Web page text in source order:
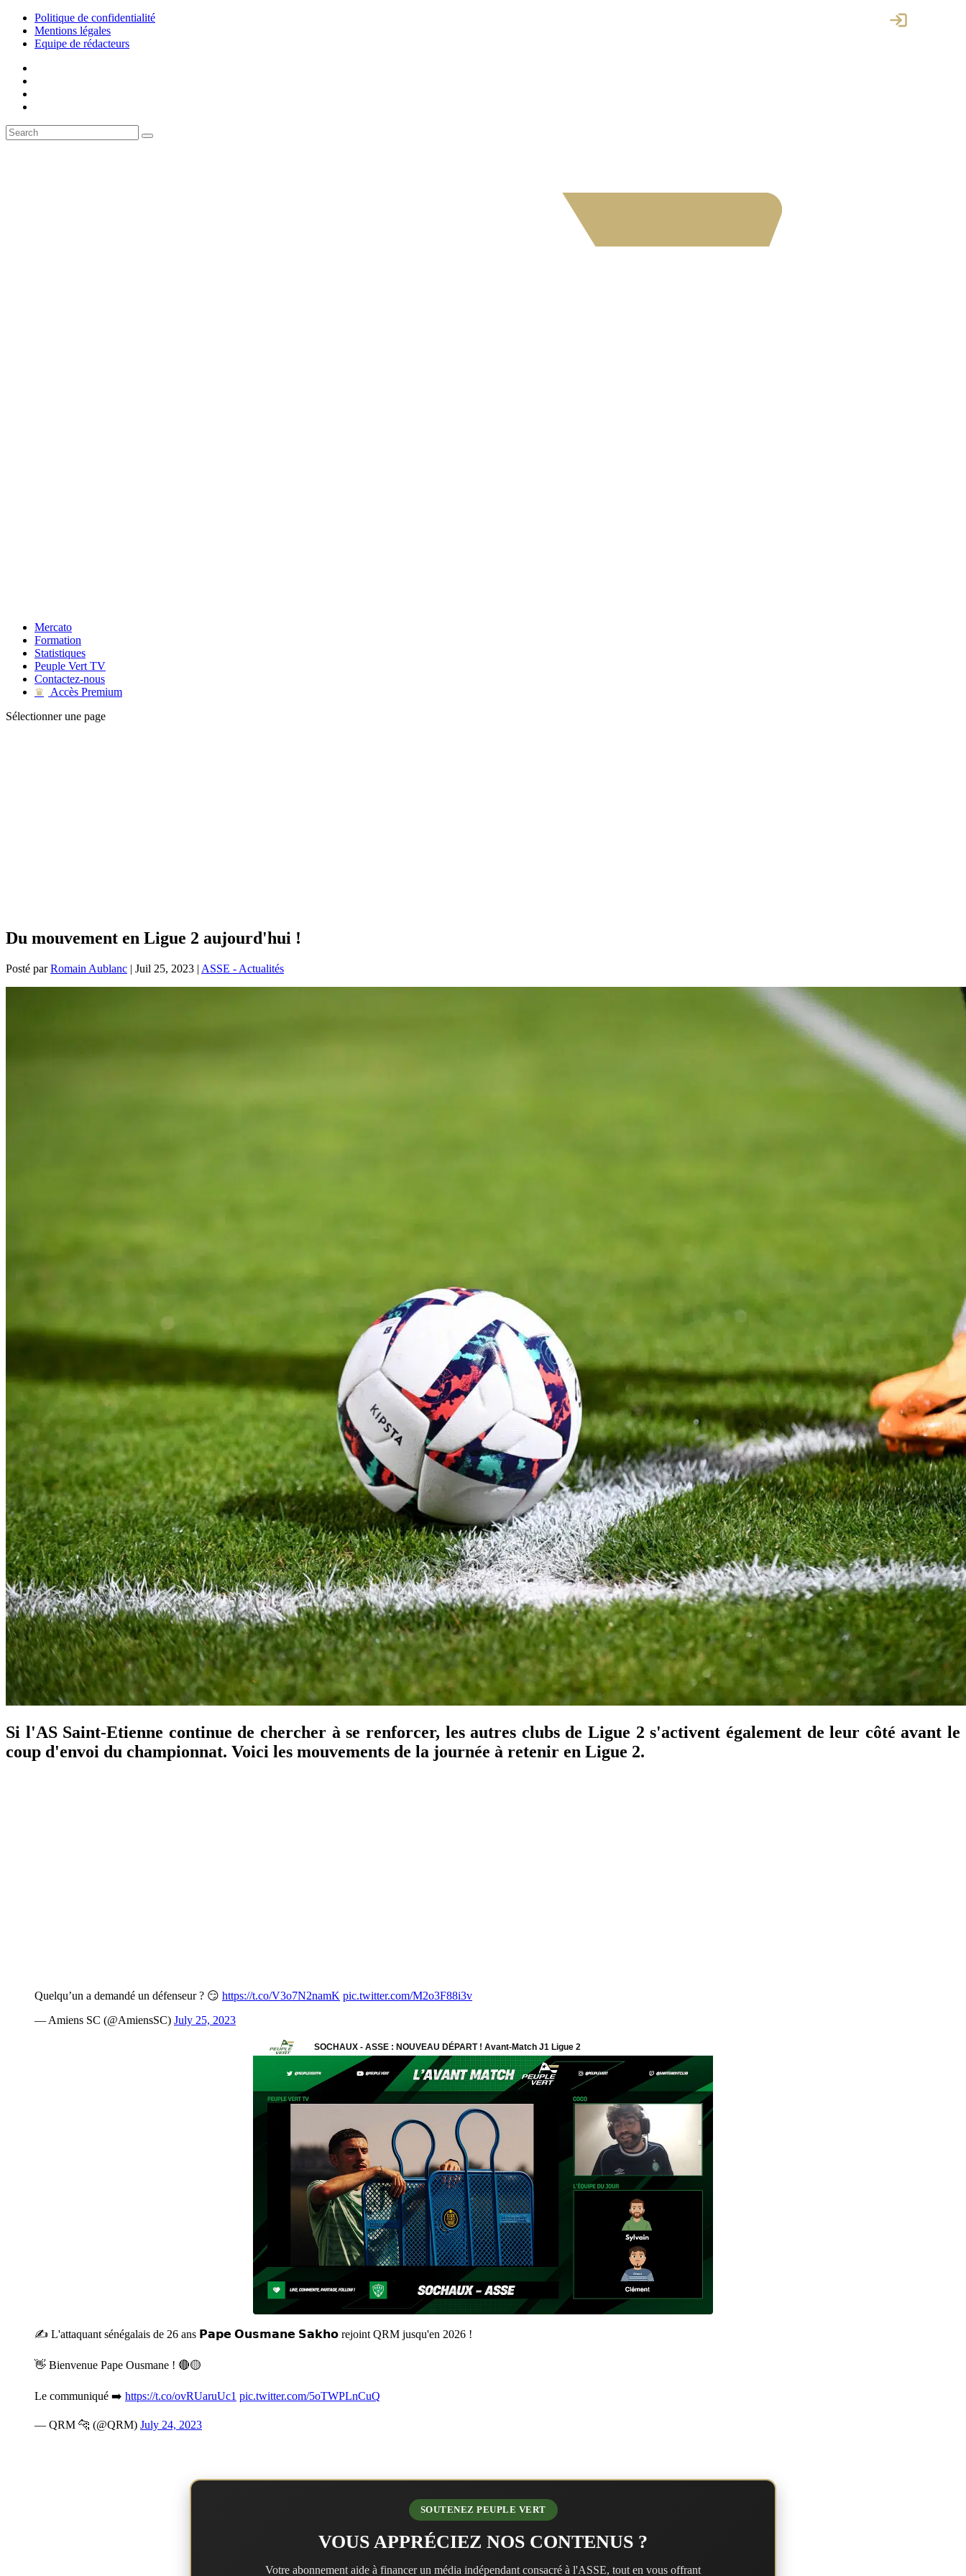
Politique de confidentialité
Mentions légales
Equipe de rédacteurs
Mercato
Formation
Statistiques
Peuple Vert TV
Contactez-nous
♛
Accès Premium
Sélectionner une page
Du mouvement en Ligue 2 aujourd'hui !
Posté parRomain Aublanc | Juil 25, 2023 | ASSE - Actualités
Si l'AS Saint-Etienne continue de chercher à se renforcer, les autres clubs de Ligue 2 s'activent également de leur côté avant le
coup d'envoi du championnat. Voici les mouvements de la journée à retenir en Ligue 2.
Quelqu’un a demandé un défenseur ? 😏 https://t.co/V3o7N2namK pic.twitter.com/M2o3F88i3v
— Amiens SC (@AmiensSC) July 25, 2023
✍️ L'attaquant sénégalais de 26 ans 𝗣𝗮𝗽𝗲 𝗢𝘂𝘀𝗺𝗮𝗻𝗲 𝗦𝗮𝗸𝗵𝗼 rejoint QRM jusqu'en 2026 !
👋 Bienvenue Pape Ousmane ! 🔴🟡
Le communiqué ➡️ https://t.co/ovRUaruUc1 pic.twitter.com/5oTWPLnCuQ
— QRM 🐆 (@QRM) July 24, 2023
SOUTENEZ PEUPLE VERT
VOUS APPRÉCIEZ NOS CONTENUS ?
Votre abonnement aide à financer un média indépendant consacré à l'ASSE, tout en vous offrant